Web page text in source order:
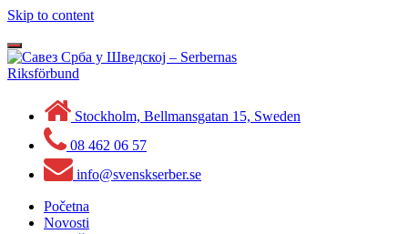
Skip to content
Toggle
navigation
Stockholm, Bellmansgatan 15, Sweden
08 462 06 57
info@svenskserber.se
Početna
Novosti